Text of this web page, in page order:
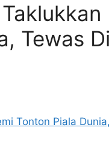
Tewas